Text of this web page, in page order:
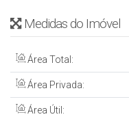
Medidas do Imóvel
Área Total:
Área Privada:
Área Útil: